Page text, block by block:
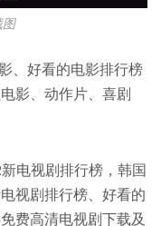
、好看的电影排行榜
影、动作片、喜剧
电视剧排行榜，韩国
视剧排行榜、好看的
费高清电视剧下载及